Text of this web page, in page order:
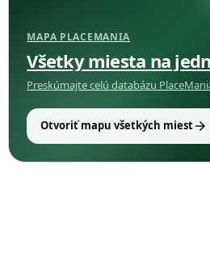
MAPA PLACEMANIA
Všetky miesta na
Preskúmajte celú databázu
Otvoriť mapu všetkých miestarrow_forward